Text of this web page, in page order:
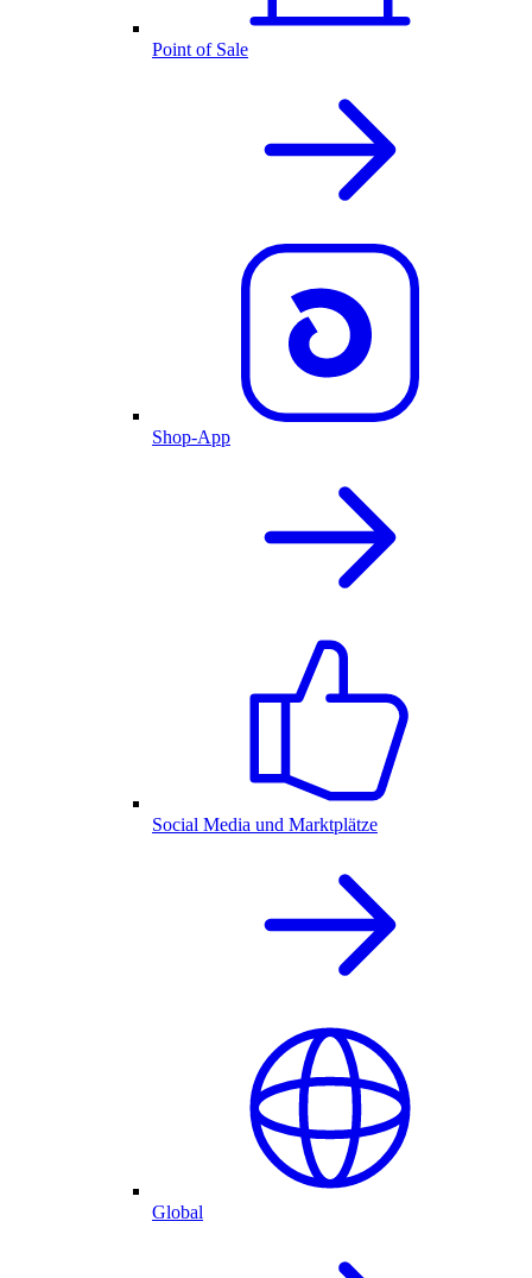
Point of Sale
Shop-App
Social Media und Marktplätze
Global